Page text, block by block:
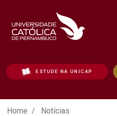
ESTUDE NA UNICAP
Notícias - Unicap
Home Notícias